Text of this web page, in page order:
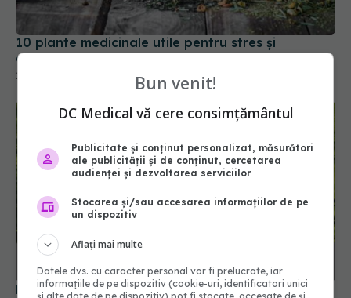
10 plante medicinale utile pentru stres și
anxietate. Trebuie să le consumi dupa 35 de ani
11 ian 2025, 15:14
Pelinul, planta care intrigă medicii: poate calma
Bun venit!
DC Medical vă cere consimțământul
Publicitate și conținut personalizat, măsurători
ale publicității și de conținut, cercetarea
audienței și dezvoltarea serviciilor
Stocarea și/sau accesarea informațiilor de pe
un dispozitiv
Aflați mai multe
Datele dvs. cu caracter personal vor fi prelucrate, iar
informațiile de pe dispozitiv (cookie-uri, identificatori unici